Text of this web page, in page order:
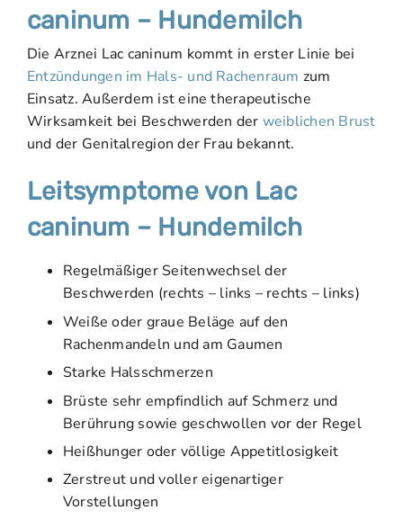
caninum – Hundemilch
Die Arznei Lac caninum kommt in erster Linie bei
Entzündungen im Hals- und Rachenraum zum
Einsatz. Außerdem ist eine therapeutische
Wirksamkeit bei Beschwerden der weiblichen Brust
und der Genitalregion der Frau bekannt.
Leitsymptome von Lac
caninum – Hundemilch
Regelmäßiger Seitenwechsel der
Beschwerden (rechts – links – rechts – links)
Weiße oder graue Beläge auf den
Rachenmandeln und am Gaumen
Starke Halsschmerzen
Brüste sehr empfindlich auf Schmerz und
Berührung sowie geschwollen vor der Regel
Heißhunger oder völlige Appetitlosigkeit
Zerstreut und voller eigenartiger
Vorstellungen